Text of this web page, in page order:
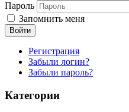
Пароль
Запомнить меня
Войти
Регистрация
Забыли логин?
Забыли пароль?
Категории